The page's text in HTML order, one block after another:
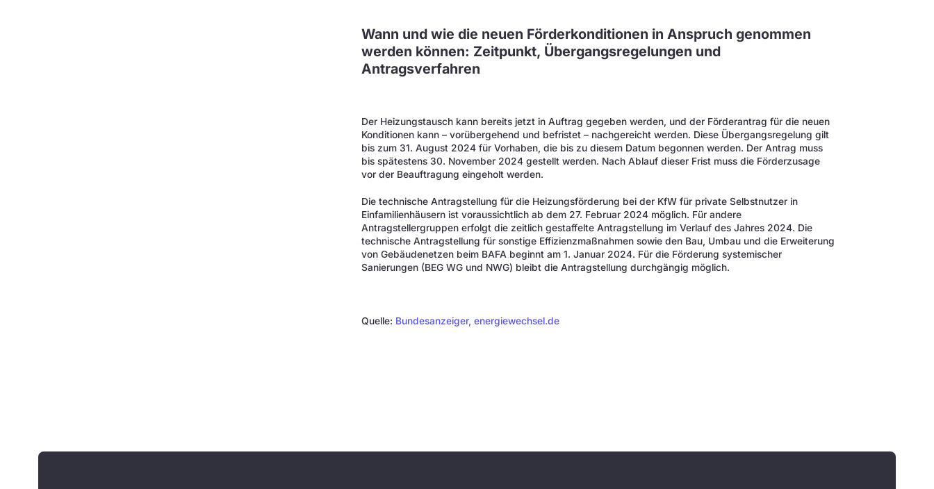
Wann und wie die neuen Förderkonditionen in Anspruch genommen
werden können: Zeitpunkt, Übergangsregelungen und
Antragsverfahren
Der Heizungstausch kann bereits jetzt in Auftrag gegeben werden, und der Förderantrag für die neuen
Konditionen kann – vorübergehend und befristet – nachgereicht werden. Diese Übergangsregelung gilt
bis zum 31. August 2024 für Vorhaben, die bis zu diesem Datum begonnen werden. Der Antrag muss
bis spätestens 30. November 2024 gestellt werden. Nach Ablauf dieser Frist muss die Förderzusage
vor der Beauftragung eingeholt werden.
Die technische Antragstellung für die Heizungsförderung bei der KfW für private Selbstnutzer in
Einfamilienhäusern ist voraussichtlich ab dem 27. Februar 2024 möglich. Für andere
Antragstellergruppen erfolgt die zeitlich gestaffelte Antragstellung im Verlauf des Jahres 2024. Die
technische Antragstellung für sonstige Effizienzmaßnahmen sowie den Bau, Umbau und die Erweiterung
von Gebäudenetzen beim BAFA beginnt am 1. Januar 2024. Für die Förderung systemischer
Sanierungen (BEG WG und NWG) bleibt die Antragstellung durchgängig möglich.
Quelle: Bundesanzeiger, energiewechsel.de